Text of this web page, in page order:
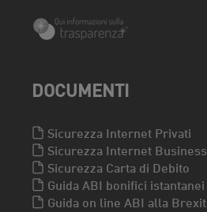
DOCUMENTI
Sicurezza Internet Privati
Sicurezza Internet Business
Sicurezza Carta di Debito
Guida ABI bonifici istantanei
Guida on line ABI alla Brexit